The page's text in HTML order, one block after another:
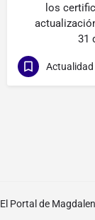
los
31
Actualidad
El Portal de